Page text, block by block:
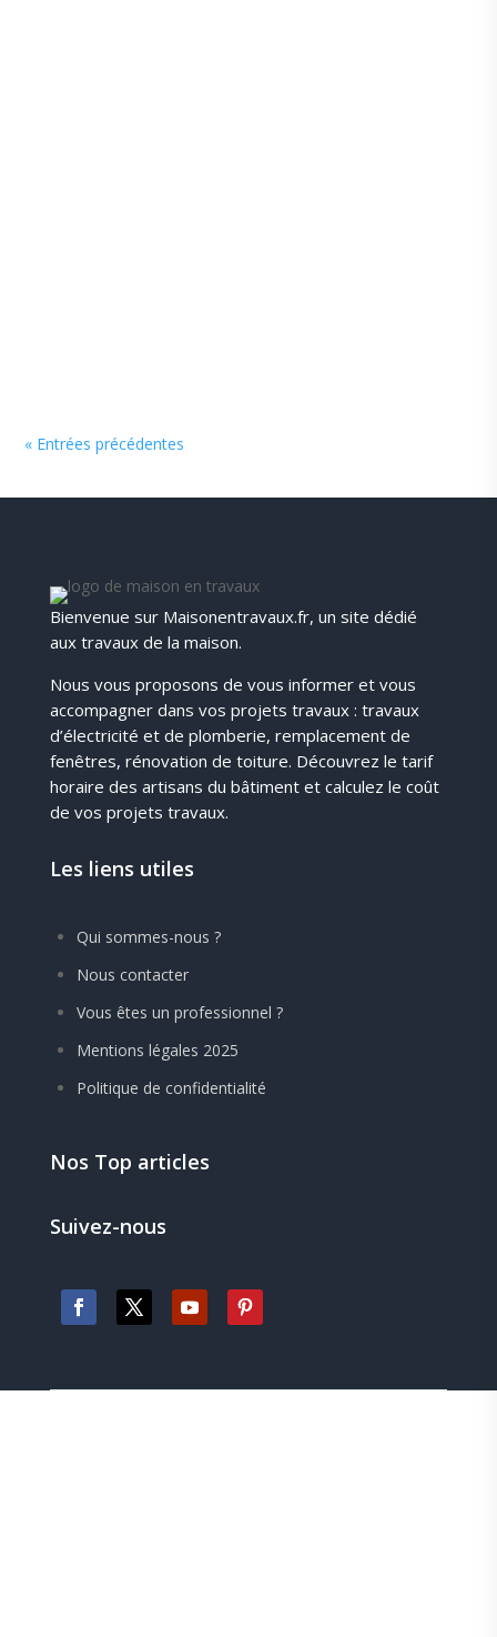
« Entrées précédentes
Bienvenue sur Maisonentravaux.fr, un site dédié
aux travaux de la maison.
Nous vous proposons de vous informer et vous
accompagner dans vos projets travaux : travaux
d’électricité et de plomberie, remplacement de
fenêtres, rénovation de toiture. Découvrez le tarif
horaire des artisans du bâtiment et calculez le coût
de vos projets travaux.
Les liens utiles
Qui sommes-nous ?
Nous contacter
Vous êtes un professionnel ?
Mentions légales 2025
Politique de confidentialité
Nos Top articles
Suivez-nous